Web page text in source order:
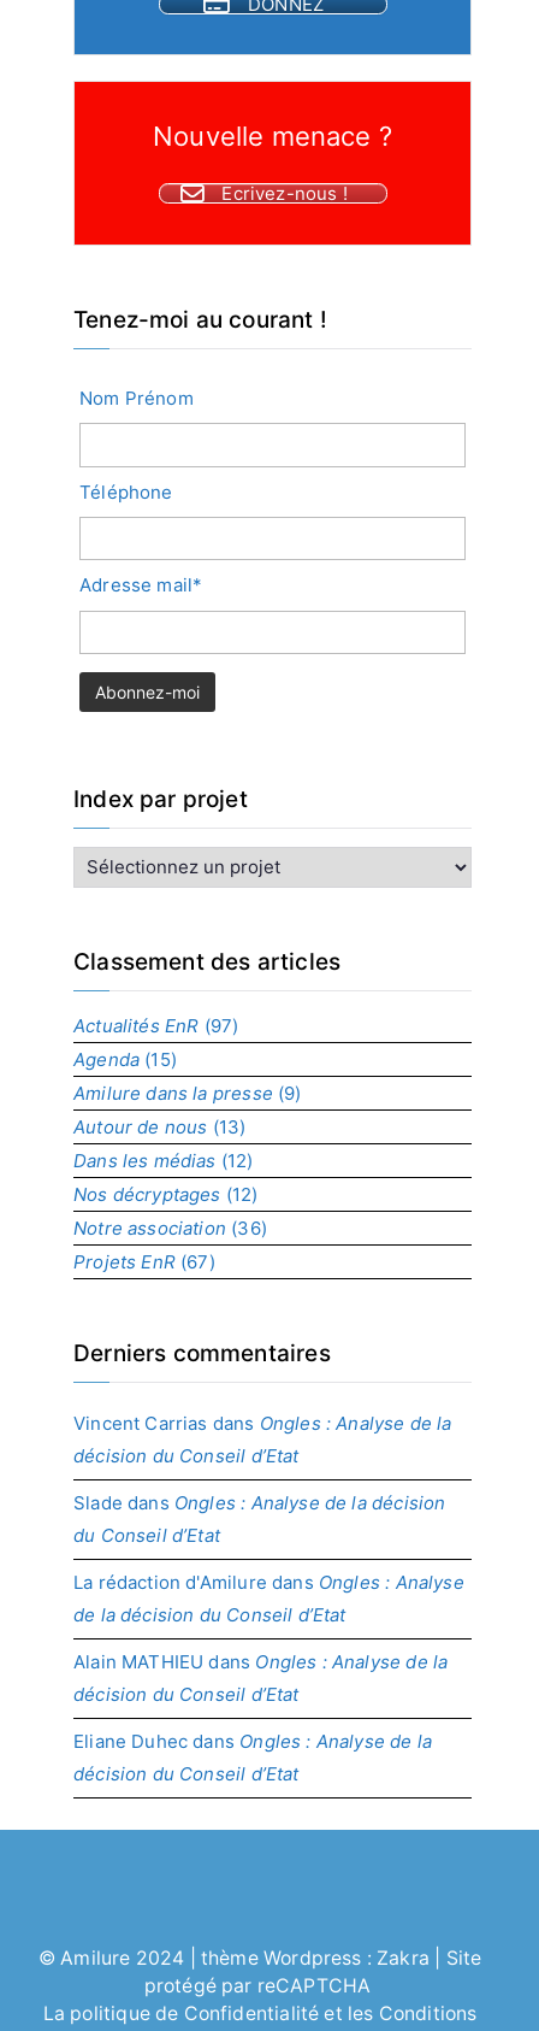
Nouvelle menace ?
Ecrivez-nous !
Tenez-moi au courant !
Nom Prénom
Téléphone
Adresse mail*
Index par projet
n
x
r
p
r
o
j
e
t
Classement des articles
Actualités EnR (97)
Agenda (15)
Amilure dans la presse (9)
Autour de nous (13)
Dans les médias (12)
Nos décryptages (12)
Notre association (36)
Projets EnR(67)
Derniers commentaires
Vincent Carrias dans Ongles : Analyse de la
décision du Conseil d’Etat
Slade dans Ongles : Analyse de la décision
du Conseil d’Etat
La rédaction d'Amilure dans Ongles : Analyse
de la décision du Conseil d’Etat
Alain MATHIEU dans Ongles : Analyse de la
décision du Conseil d’Etat
Eliane Duhec dans Ongles : Analyse de la
décision du Conseil d’Etat
©Amilure 2024 | thème Wordpress : Zakra | Site
protégé par reCAPTCHA
La politique de Confidentialité et les Conditions